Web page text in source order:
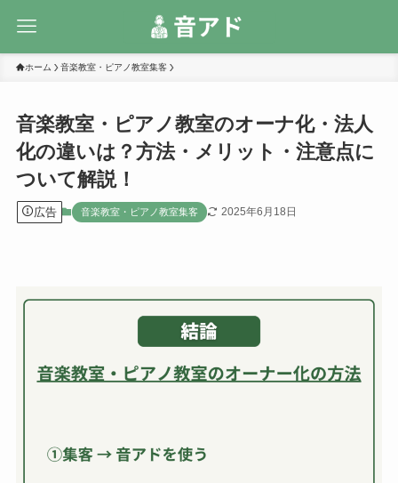
ホーム 音楽教室・ピアノ教室集客
音楽教室・ピアノ教室のオーナ化・法人
化の違いは？方法・メリット・注意点に
ついて解説！
広告 音楽教室・ピアノ教室集客 2025年6月18日